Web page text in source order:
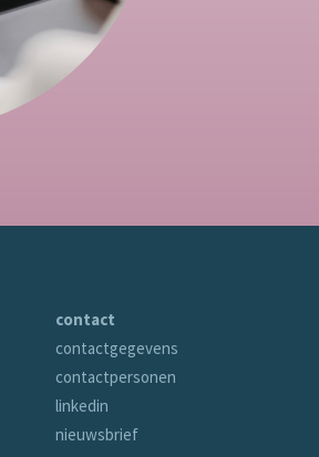
contact
contactgegevens
contactpersonen
linkedin
nieuwsbrief